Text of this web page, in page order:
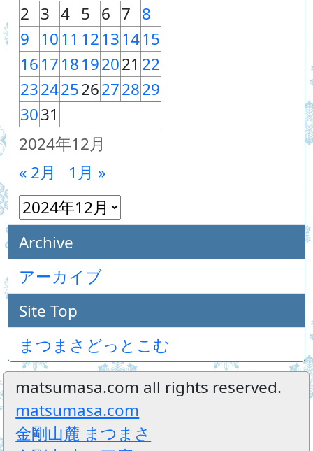
2024年12月
2 3 4 5 6 7 8
9
1011 12131415
161718192021 22
23242526272829
3031
« 2月 1月 »
Archive
アーカイブ
Site Top
まつまさどっとこむ
matsumasa.com all rights reserved.
matsumasa.com
金剛山麓 まつまさ